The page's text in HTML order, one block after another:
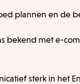
plannen en de
bekend met e-
sterk in het